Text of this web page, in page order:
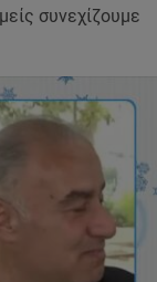
συνεχίζουμε